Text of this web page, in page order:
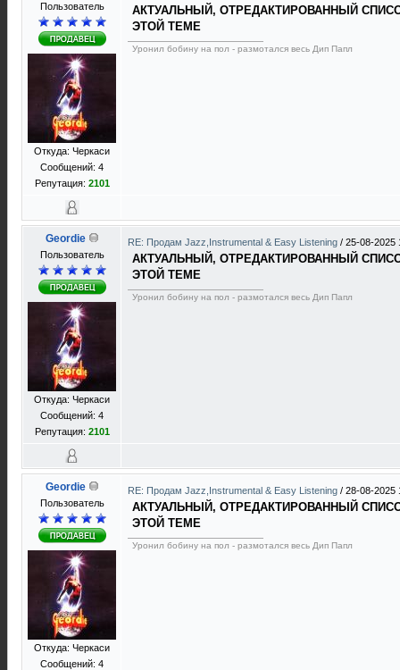
Пользователь
Откуда: Черкаси
Сообщений: 4
Репутация: 2101
АКТУАЛЬНЫЙ, ОТРЕДАКТИРОВАННЫЙ
ЭТОЙ ТЕМЕ
Уронил бобину на пол - размотался весь Дип Папл
Geordie
Пользователь
Откуда: Черкаси
Сообщений: 4
Репутация: 2101
RE: Продам Jazz,Instrumental & Easy Listening / 25-08-2025
АКТУАЛЬНЫЙ, ОТРЕДАКТИРОВАННЫЙ
ЭТОЙ ТЕМЕ
Уронил бобину на пол - размотался весь Дип Папл
Geordie
Пользователь
Откуда: Черкаси
Сообщений: 4
RE: Продам Jazz,Instrumental & Easy Listening / 28-08-2025
АКТУАЛЬНЫЙ, ОТРЕДАКТИРОВАННЫЙ
ЭТОЙ ТЕМЕ
Уронил бобину на пол - размотался весь Дип Папл